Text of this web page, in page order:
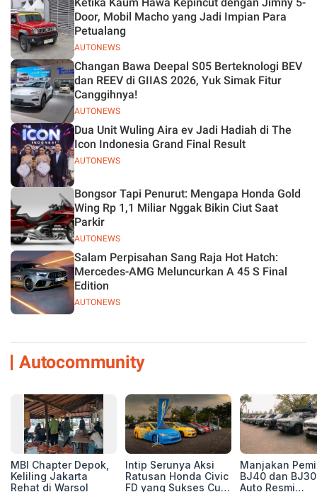
Jelas
AUTONEWS
Door, Mobil Macho yang Jadi Impian Para
Petualang
AUTONEWS
Changan Bawa Deepal S05 Berteknologi BEV
dan REEV di GIIAS 2026, Yuk Simak Fitur
Canggihnya!
AUTONEWS
Dua Unit Wuling Aira ev Jadi Hadiah di The
Icon Indonesia Grand Final Result
AUTONEWS
Bongsor Tapi Penurut: Mengapa Honda Gold
Wing Rp 1,1 Miliar Nggak Bikin Ciut Saat
Parkir
AUTONEWS
Salam Perpisahan Sang Raja Hot Hatch:
Mercedes-AMG Meluncurkan A 45 S Final
Edition
Autocommunity
MBI Chapter Depok,
Keliling Jakarta
Rehat di Warsol
Intip Serunya Aksi
Ratusan Honda Civic
FD yang Sukses Curi
Manjakan
BJ40 dan
Auto Resmi